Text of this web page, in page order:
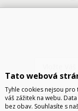
Tato webová
Tyhle cookies nejsou
váš zážitek na webu.
bez obav. Souhlasíte s